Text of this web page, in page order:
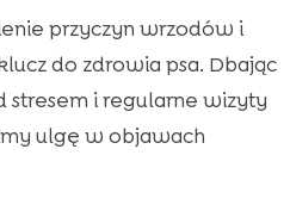
przyczyn wrzodów i
do zdrowia psa. Dbając
i regularne wizyty
ulgę w objawach